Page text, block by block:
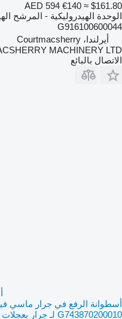
AED 594 €140 ≈ $161.80
الوحدة الهيدروليكية - المرشح
G916100600044
أيرلندا، Courtmacsherry
MACHINERY LTD
الاتصال بالبائع
G743870200010 لـ جرار بعجلات